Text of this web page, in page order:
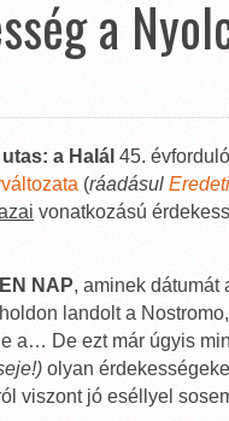
a
a Halál 45.
(ráadásul
vonatkozású
NAP, aminek dátumát
landolt a
a… De ezt már úgyis
olyan
viszont jó eséllyel